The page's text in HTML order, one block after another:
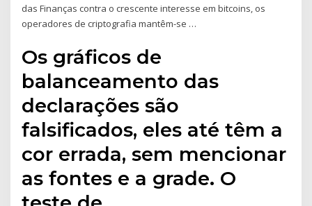
das Finanças contra o crescente interesse em bitcoins, os
operadores de criptografia mantêm-se …
Os gráficos de
balanceamento das
declarações são
falsificados, eles até têm a
cor errada, sem mencionar
as fontes e a grade. O